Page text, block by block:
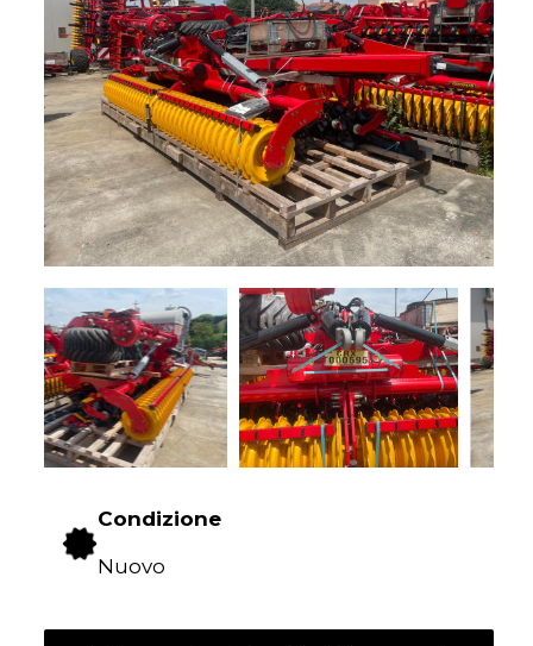
NOLEGGIO
PROMOZIONI
SERVIZI
NEWS
CONTATTI
Condizione
Nuovo
SEMOVENTI
MACCHINE
PER
LA
FIENAGIONE
SOLLEVATORI
TELESCOPICI
MACCHINE
MOVIMENTO
TERRA
MANUTENZIONE
LAVORAZIONE